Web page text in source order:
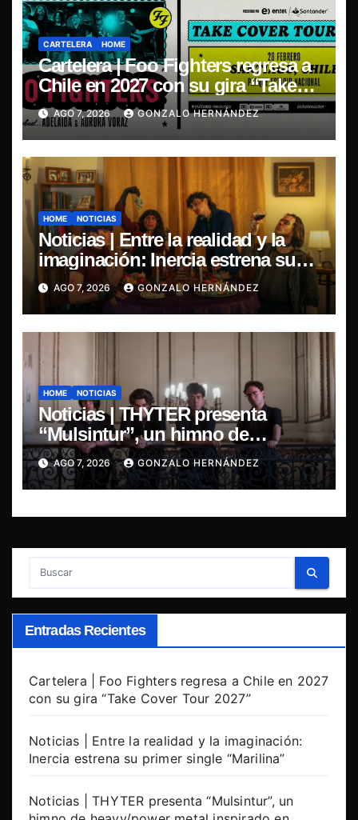
CARTELERA HOME
Cartelera | Foo Fighters regresa a
Chile en 2027 con su gira “Take
Cover Tour 2027”
AGO 7, 2026 GONZALO HERNÁNDEZ
HOME NOTICIAS
Noticias | Entre la realidad y la
imaginación: Inercia estrena su
primer single “Marilina”
AGO 7, 2026 GONZALO HERNÁNDEZ
HOME NOTICIAS
Noticias | THYTER presenta
“Mulsintur”, un himno de
heavy/power metal inspirado en
Tomás Paniri
AGO 7, 2026 GONZALO HERNÁNDEZ
Entradas Recientes
Cartelera | Foo Fighters regresa a Chile en 2027
con su gira “Take Cover Tour 2027”
Noticias | Entre la realidad y la imaginación:
Inercia estrena su primer single “Marilina”
Noticias | THYTER presenta “Mulsintur”, un